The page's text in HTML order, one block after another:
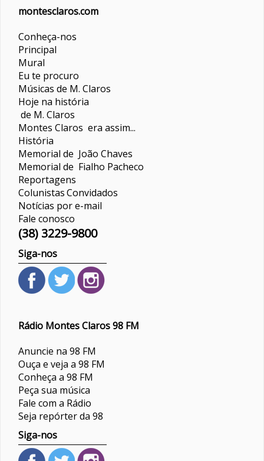
montesclaros.com
Conheça-nos
Principal
Mural
Eu te procuro
Músicas de M. Claros
Hoje na história
de M. Claros
Montes Claros era assim...
História
Memorial de João Chaves
Memorial de Fialho Pacheco
Reportagens
ColunistasConvidados
Notícias por e-mail
Fale conosco
(38) 3229-9800
Siga-nos
Rádio Montes Claros 98 FM
Anuncie na 98 FM
Ouça e veja a 98 FM
Conheça a 98 FM
Peça sua música
Fale com a Rádio
Seja repórter da 98
Siga-nos